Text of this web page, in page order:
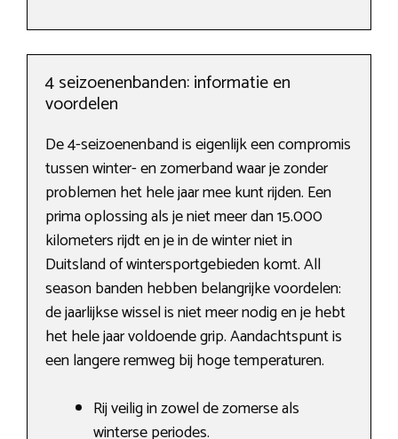
4 seizoenenbanden: informatie en
voordelen
De 4-seizoenenband is eigenlijk een compromis
tussen winter- en zomerband waar je zonder
problemen het hele jaar mee kunt rijden. Een
prima oplossing als je niet meer dan 15.000
kilometers rijdt en je in de winter niet in
Duitsland of wintersportgebieden komt. All
season banden hebben belangrijke voordelen:
de jaarlijkse wissel is niet meer nodig en je hebt
het hele jaar voldoende grip. Aandachtspunt is
een langere remweg bij hoge temperaturen.
Rij veilig in zowel de zomerse als
winterse periodes.